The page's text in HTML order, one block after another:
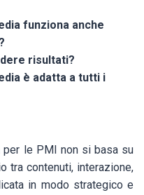
funziona anche
risultati?
è adatta a tutti i
per le PMI non si basa su
tra contenuti, interazione,
in modo strategico e